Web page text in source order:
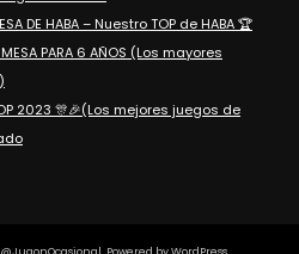
DE HABA – Nuestro TOP de HABA 🏆
MESA PARA 6 AÑOS (Los mayores
2023 🎊🎉(Los mejores juegos de